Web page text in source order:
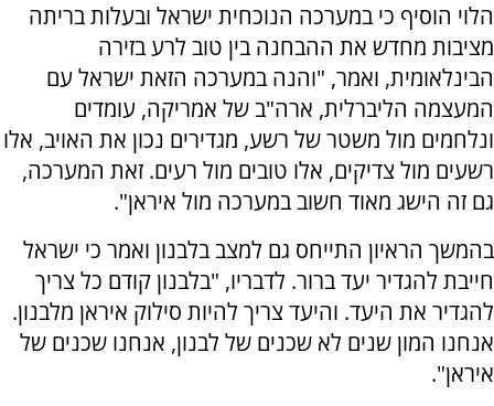
הלוי הוסיף כי במערכה הנוכחית ישראל ובעלות בריתה
מציבות מחדש את ההבחנה בין טוב לרע בזירה
הבינלאומית, ואמר, "והנה במערכה הזאת ישראל עם
המעצמה הליברלית, ארה"ב של אמריקה, עומדים
ונלחמים מול משטר של רשע, מגדירים נכון את האויב, אלו
רשעים מול צדיקים, אלו טובים מול רעים. זאת המערכה,
גם זה הישג מאוד חשוב במערכה מול איראן".
בהמשך הראיון התייחס גם למצב בלבנון ואמר כי ישראל
חייבת להגדיר יעד ברור. לדבריו, "בלבנון קודם כל צריך
להגדיר את היעד. והיעד צריך להיות סילוק איראן מלבנון.
אנחנו המון שנים לא שכנים של לבנון, אנחנו שכנים של
איראן".